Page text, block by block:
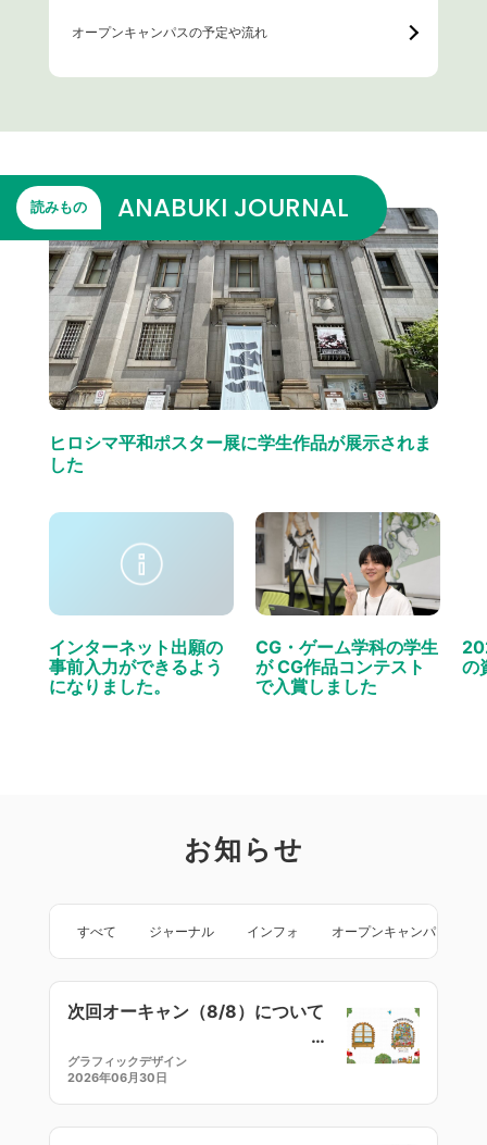
オープンキャンパスの予定や流れ
読みもの ANABUKI JOURNAL
ヒロシマ平和ポスター展に学生作品が展示されま
した
インターネット出願の
事前入力ができるよう
になりました。
CG・ゲーム学科の学生
が CG作品コンテスト
で入賞しました
の
お知らせ
すべて ジャーナル インフォ オープンキャンパス
次回オーキャン（8/8）について
グラフィックデザイン
2026年06月30日